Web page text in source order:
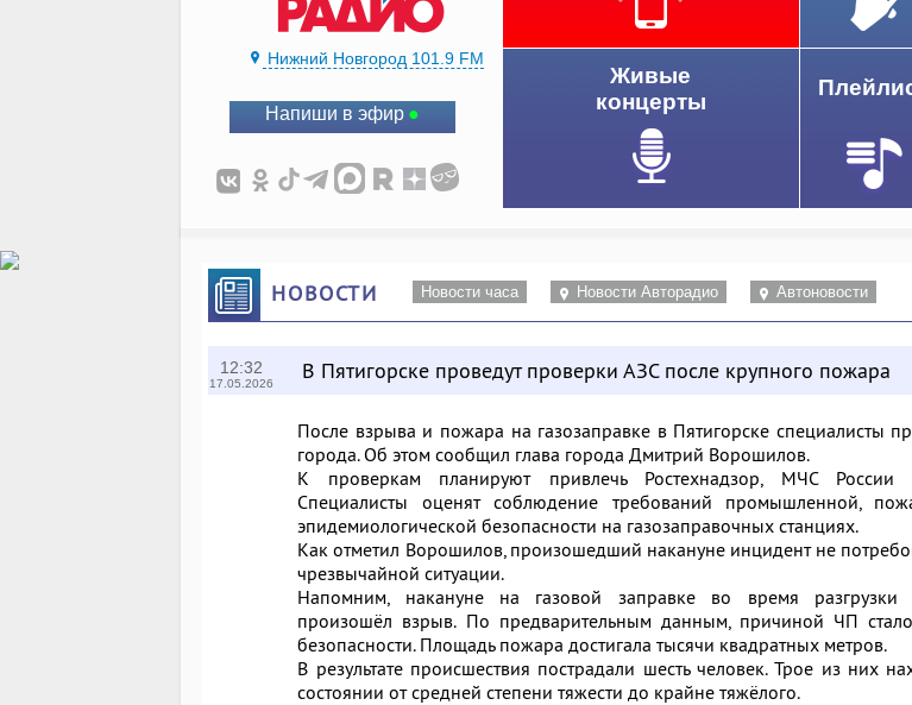
Нижний Новгород 101.9 FM
Напиши в эфир
Живые
концерты
НОВОСТИ Новости часа Новости Авторадио Автоновости
12:32
17.05.2026 В Пятигорске проведут проверки АЗС после крупного пожара
После взрыва и пожара на газозаправке в Пятигорске специалисты
города. Об этом сообщил глава города Дмитрий Ворошилов.
К проверкам планируют привлечь Ростехнадзор, МЧС России
Специалисты оценят соблюдение требований промышленной,
эпидемиологической безопасности на газозаправочных станциях.
Как отметил Ворошилов, произошедший накануне инцидент не
чрезвычайной ситуации.
Напомним, накануне на газовой заправке во время разгрузки
произошёл взрыв. По предварительным данным, причиной ЧП
безопасности. Площадь пожара достигала тысячи квадратных метров.
В результате происшествия пострадали шесть человек. Трое из них
состоянии от средней степени тяжести до крайне тяжёлого.